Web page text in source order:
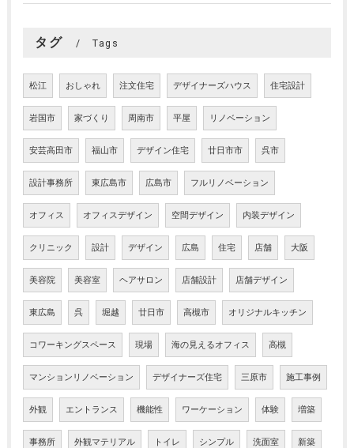
タグ Tags
松江 おしゃれ 注文住宅 デザイナーズハウス 住宅設計
岩国市 家づくり 周南市 平屋 リノベーション
安芸高田市 福山市 デザイン住宅 廿日市市 呉市
設計事務所 東広島市 広島市 フルリノベーション
オフィス オフィスデザイン 空間デザイン 内装デザイン
クリニック 設計 デザイン 広島 住宅 店舗 大阪
美容院 美容室 ヘアサロン 店舗設計 店舗デザイン
東広島 呉 堀越 廿日市 高槻市 オリジナルキッチン
コワーキングスペース 現場 海の見えるオフィス 高槻
マンションリノベーション デザイナーズ住宅 三原市 施工事例
外観 エントランス 機能性 ワーケーション 体験 増築
事務所 外観マテリアル トイレ シンプル 洗面室 新築